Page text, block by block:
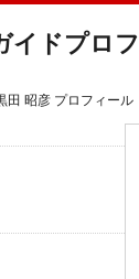
イドプロ
田 昭彦 プロフィール